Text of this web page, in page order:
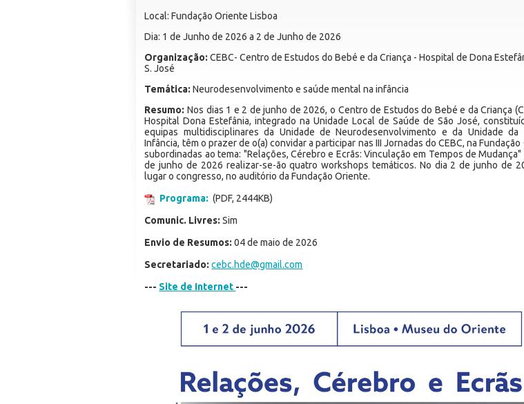
Local: Fundação Oriente Lisboa
Dia: 1 de Junho de 2026 a 2 de Junho de 2026
Organização: CEBC- Centro de Estudos do Bebé e da Criança - Hospital de Dona
S. José
Temática: Neurodesenvolvimento e saúde mental na infância
Resumo: Nos dias 1 e 2 de junho de 2026, o Centro de Estudos do Bebé e da Criança
Hospital Dona Estefânia, integrado na Unidade Local de Saúde de São José,
equipas multidisciplinares da Unidade de Neurodesenvolvimento e da Unidade da
Infância, têm o prazer de o(a) convidar a participar nas III Jornadas do CEBC, na
subordinadas ao tema: "Relações, Cérebro e Ecrãs: Vinculação em Tempos de Mudança"
de junho de 2026 realizar-se-ão quatro workshops temáticos. No dia 2 de junho de
lugar o congresso, no auditório da Fundação Oriente.
Programa: (PDF, 2444KB)
Comunic. Livres: Sim
Envio de Resumos: 04 de maio de 2026
Secretariado: cebc.hde@gmail.com
--- Site de Internet ---